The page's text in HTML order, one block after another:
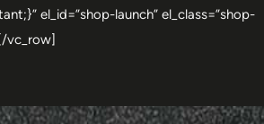
el_id=”shop-launch” el_class=”shop-
vc_row]